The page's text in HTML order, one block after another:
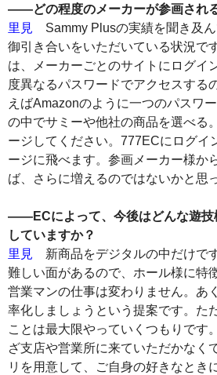
――どの程度のメーカーが参画され
里見 Sammy Plusの実績を聞き及
御引き合いをいただいている状況で
は、メーカーごとのサイトにログイ
度異なるパスワードでアクセスする
えばAmazonのように一つのパスワ
の中でサミーや他社の商品を選べる
ージしてください。777ECにログイ
ージに飛べます。参画メーカー様か
ば、さらに増えるのではないかと思
――ECによって、今後はどんな遊技
していますか？
里見 新商品をデジタルの中だけで
難しい面があるので、ホール様に特
営業マンの仕事は変わりません。あ
率化しましょうという提案です。た
ことは最大限やっていくつもりです
ざ支店や営業所に来ていただかなく
リを用意して、ご自身の好きなとき